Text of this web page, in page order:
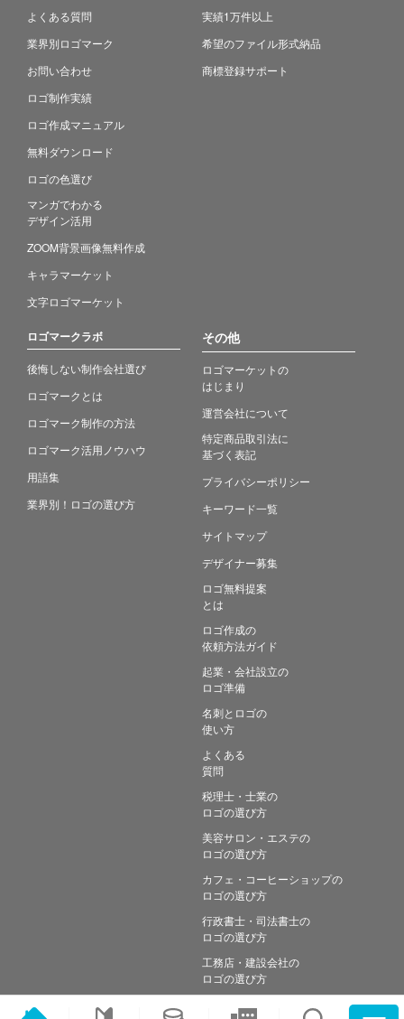
よくある質問
業界別ロゴマーク
お問い合わせ
ロゴ制作実績
ロゴ作成マニュアル
無料ダウンロード
ロゴの色選び
マンガでわかる
デザイン活用
ZOOM背景画像無料作成
キャラマーケット
文字ロゴマーケット
実績1万件以上
希望のファイル形式納品
商標登録サポート
ロゴマークラボ
後悔しない制作会社選び
ロゴマークとは
ロゴマーク制作の方法
ロゴマーク活用ノウハウ
用語集
業界別！ロゴの選び方
その他
ロゴマーケットの
はじまり
運営会社について
特定商品取引法に
基づく表記
プライバシーポリシー
キーワード一覧
サイトマップ
デザイナー募集
ロゴ無料提案
とは
ロゴ作成の
依頼方法ガイド
起業・会社設立の
ロゴ準備
名刺とロゴの
使い方
よくある
質問
税理士・士業の
ロゴの選び方
美容サロン・エステの
ロゴの選び方
カフェ・コーヒーショップの
ロゴの選び方
行政書士・司法書士の
ロゴの選び方
工務店・建設会社の
ロゴの選び方